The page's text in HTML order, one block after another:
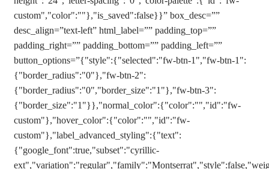
custom","color":""},"is_saved":false}}” box_desc=””
desc_align=”text-left” html_label=”” padding_top=””
padding_right=”” padding_bottom=”” padding_left=””
button_options=”{"style":{"selected":"fw-btn-1","fw-btn-1":
{"border_radius":"0"},"fw-btn-2":
{"border_radius":"0","border_size":"1"},"fw-btn-3":
{"border_size":"1"}},"normal_color":{"color":"","id":"fw-
custom"},"hover_color":{"color":"","id":"fw-
custom"},"label_advanced_styling":{"text":
{"google_font":true,"subset":"cyrillic-